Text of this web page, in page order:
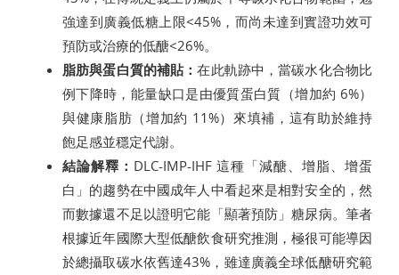
強達到廣義低糖上限<45%，而尚未達到實證功效可
預防或治療的低醣<26%。
脂肪與蛋白質的補貼：在此軌跡中，當碳水化合物比
例下降時，能量缺口是由優質蛋白質（增加約 6%）
與健康脂肪（增加約 11%）來填補，這有助於維持
飽足感並穩定代謝。
結論解釋： DLC-IMP-IHF 這種「減醣、增脂、增蛋
白」的趨勢在中國成年人中看起來是相對安全的，然
而數據還不足以證明它能「顯著預防」糖尿病。筆者
根據近年國際大型低醣飲食研究推測，極很可能導因
於總攝取碳水依舊達43%，雖達廣義全球低醣研究範